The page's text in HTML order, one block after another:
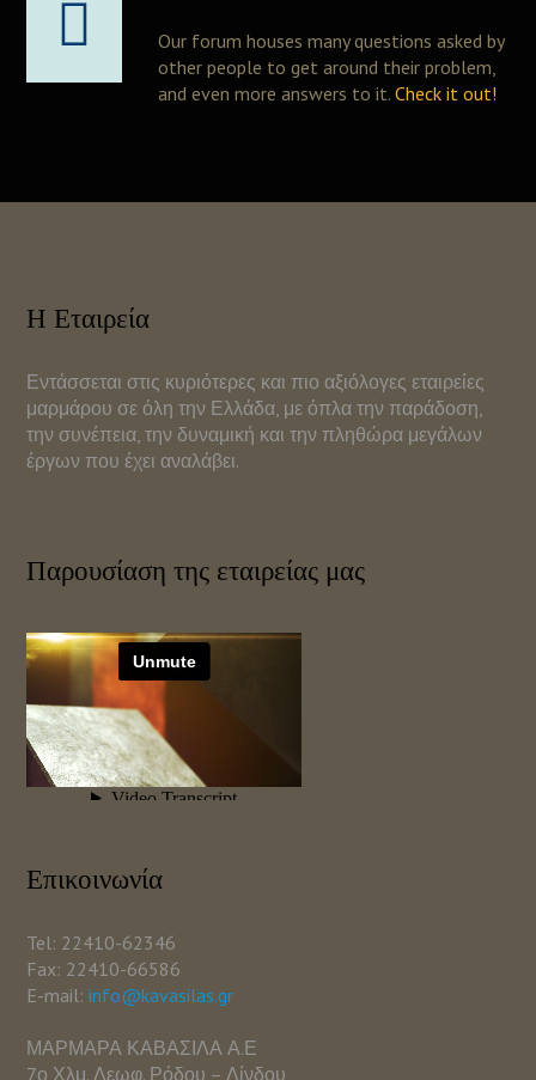
Our forum houses many questions asked by
other people to get around their problem,
and even more answers to it.Check it out!
Η Εταιρεία
Εντάσσεται στις κυριότερες και πιο αξιόλογες εταιρείες
μαρμάρου σε όλη την Ελλάδα, με όπλα την παράδοση,
την συνέπεια, την δυναμική και την πληθώρα μεγάλων
έργων που έχει αναλάβει.
Παρουσίαση της εταιρείας μας
Επικοινωνία
Tel: 22410-62346
Fax: 22410-66586
E-mail:info@kavasilas.gr
ΜΑΡΜΑΡΑ ΚΑΒΑΣΙΛΑ Α.Ε
7ο Χλμ. Λεωφ. Ρόδου – Λίνδου